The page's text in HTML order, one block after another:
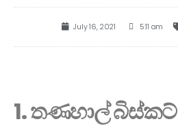
July 16, 2021 5:11 am
1. තණහාල් බිස්කට්